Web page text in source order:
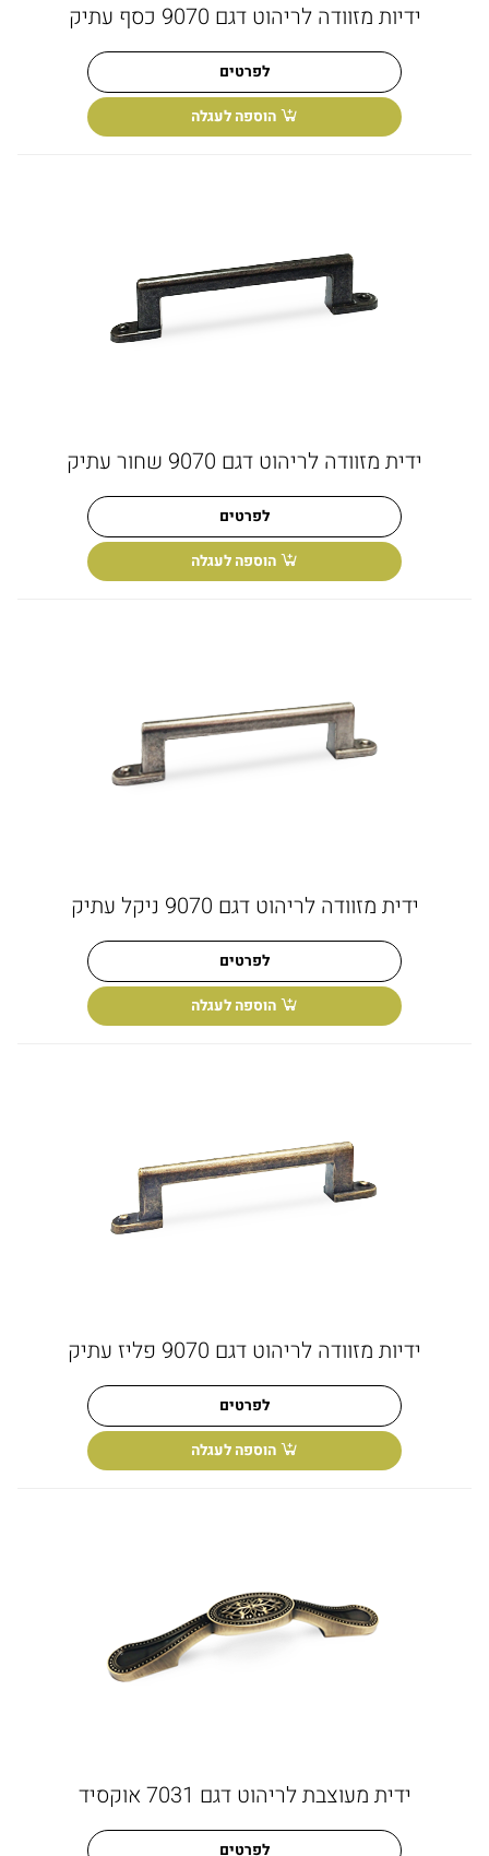
ידיות מזוודה לריהוט דגם 9070 כסף עתיק
לפרטים
הוספה לעגלה
ידית מזוודה לריהוט דגם 9070 שחור עתיק
לפרטים
הוספה לעגלה
ידית מזוודה לריהוט דגם 9070 ניקל עתיק
לפרטים
הוספה לעגלה
ידיות מזוודה לריהוט דגם 9070 פליז עתיק
לפרטים
הוספה לעגלה
ידית מעוצבת לריהוט דגם 7031 אוקסיד
לפרטים